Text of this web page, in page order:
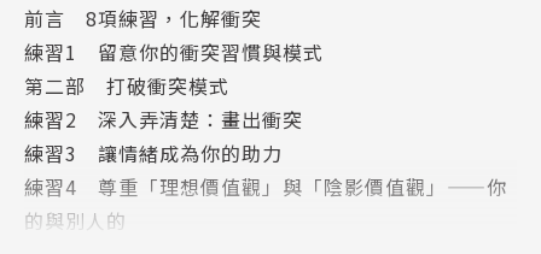
不成功。
當你試著解決衝突但失敗時，能到哪裡討救兵？大
多數的方法強調合作：大家應該坐下來好好談談，冷靜
化解彼此的歧異，一起找出解決之道。然而，這是理想
情境，有些人永遠築起一道高牆，有時候無論你如何配
合、退讓，好像不管怎麼做都沒用時，該怎麼辦？
前言 8項練習，化解衝突
練習1 留意你的衝突習慣與模式
第二部 打破衝突模式
練習2 深入弄清楚：畫出衝突
練習3 讓情緒成為你的助力
練習4 尊重「理想價值觀」與「陰影價值觀」——你
的與別人的